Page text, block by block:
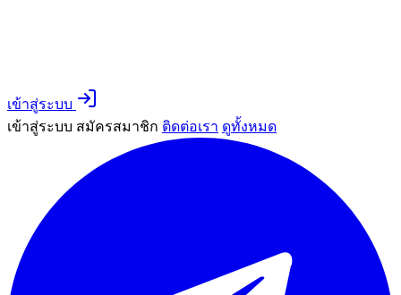
เข้าสู่ระบบ
เข้าสู่ระบบ สมัครสมาชิก ติดต่อเรา ดูทั้งหมด